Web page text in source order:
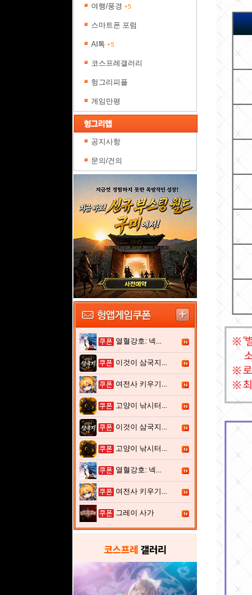
여행/풍경 +5
스마트폰 포럼
AI톡 +5
코스프레갤러리
헝그리피플
게임만평
공지사항
문의/건의
열혈강호: 넥...
이것이 삼국지...
여전사 키우기...
고양이 낚시터...
이것이 삼국지...
고양이 낚시터...
열혈강호: 넥...
여전사 키우기...
그레이 사가
코스프레 갤러리